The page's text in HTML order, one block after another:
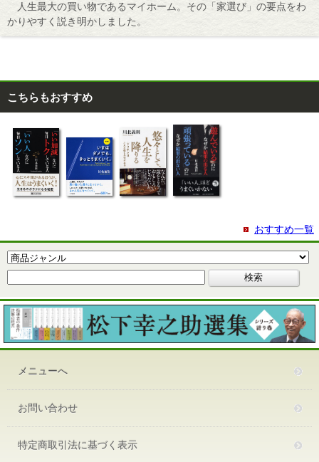
人生最大の買い物であるマイホーム。その「家選び」の要点をわ
かりやすく説き明かしました。
こちらもおすすめ
おすすめ一覧
メニューへ
お問い合わせ
特定商取引法に基づく表示